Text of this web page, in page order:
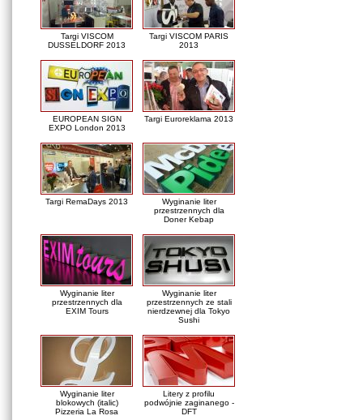
Targi VISCOM
DUSSELDORF 2013
Targi VISCOM PARIS
2013
EUROPEAN SIGN
EXPO London 2013
Targi Euroreklama 2013
Targi RemaDays 2013
Wyginanie liter
przestrzennych dla
Doner Kebap
Wyginanie liter
przestrzennych dla
EXIM Tours
Wyginanie liter
przestrzennych ze stali
nierdzewnej dla Tokyo
Sushi
Wyginanie liter
blokowych (italic)
Pizzeria La Rosa
Litery z profilu
podwójnie zaginanego -
DFT